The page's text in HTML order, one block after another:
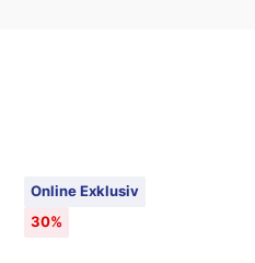
Online Exklusiv
30%